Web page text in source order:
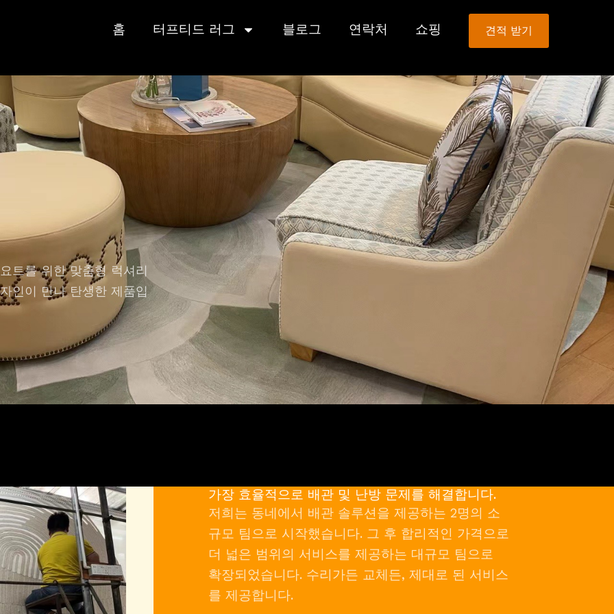
홈 터프티드 러그 블로그 연락처 쇼핑 견적 받기
트를 위한 맞춤형 럭셔리
인이 만나 탄생한 제품입
가장 효율적으로 배관 및 난방 문제를 해결합니다.
저희는 동네에서 배관 솔루션을 제공하는 2명의 소
규모 팀으로 시작했습니다. 그 후 합리적인 가격으로
더 넓은 범위의 서비스를 제공하는 대규모 팀으로
확장되었습니다. 수리가든 교체든, 제대로 된 서비스
를 제공합니다.